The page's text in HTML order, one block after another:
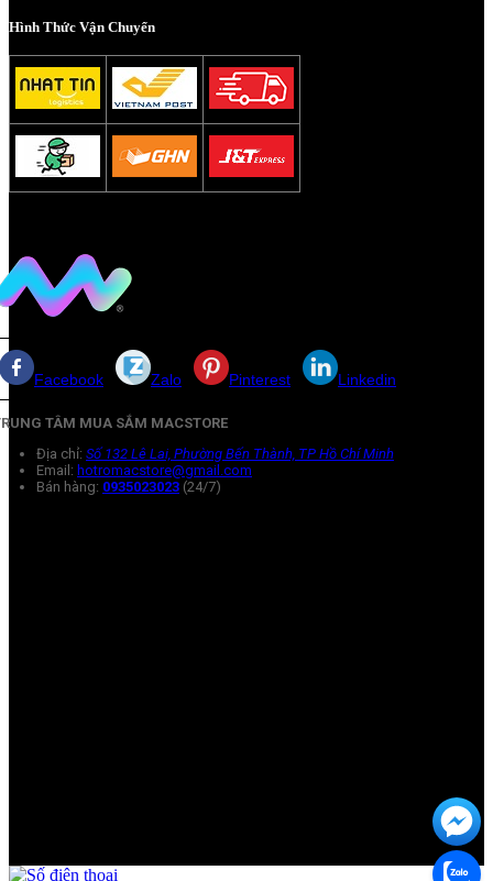
Hình Thức Vận Chuyển
Facebook Zalo Pinterest Linkedin
TÂM MUA SẮM MACSTORE
Địa chỉ: Số 132 Lê Lai, Phường Bến Thành, TP Hồ Chí Minh
Email: hotromacstore@gmail.com
Bán hàng: 0935023023 (24/7)